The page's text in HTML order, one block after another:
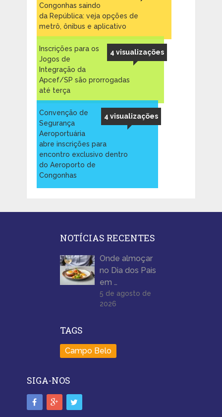
Congonhas saindo
da República: veja opções de
metrô, ônibus e aplicativo
4 visualizações
Inscrições para os
Jogos de
Integração da
Apcef/SP são prorrogadas
até terça
4 visualizações
Convenção de
Segurança
Aeroportuária
abre inscrições para
encontro exclusivo dentro
do Aeroporto de
Congonhas
NOTÍCIAS RECENTES
Onde almoçar
no Dia dos Pais
em …
5 de agosto de
2026
TAGS
Campo Belo
SIGA-NOS